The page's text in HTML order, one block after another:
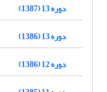
دوره 13 (1387)
دوره 13 (1386)
دوره 12 (1386)